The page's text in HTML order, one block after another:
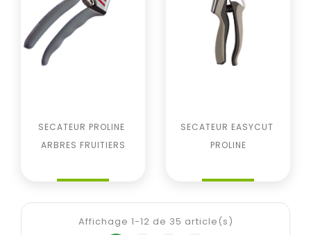
SECATEUR PROLINE
ARBRES FRUITIERS
SECATEUR EASYCUT
PROLINE
Affichage 1-12 de 35 article(s)